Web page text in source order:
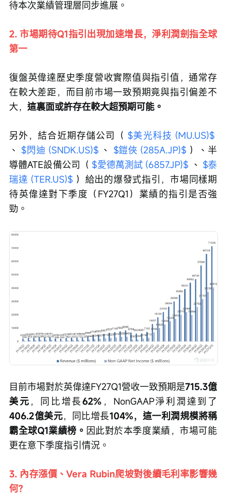
待本次業績管理層同步進展。
2. 市場期待Q1指引出現加速增長，淨利潤劍指全球
第一
復盤英偉達歷史季度營收實際值與指引值，通常存
在較大差距，而目前市場一致預期竟與指引偏差不
大， 這裏面或許存在較大超預期可能。
另外，結合近期存儲公司（ $美光科技 (MU.US)$
、 $閃迪 (SNDK.US)$ 、 $鎧俠 (285A.JP)$ ）、半
導體ATE設備公司（ $愛德萬測試 (6857.JP)$ 、 $泰
瑞達 (TER.US)$ ）給出的爆發式指引，市場同樣期
待英偉達對下季度（FY27Q1）業績的指引是否強
勁。
目前市場對於英偉達FY27Q1營收一致預期是715.3億
美元 ，同比增長62% ，NonGAAP淨利潤達到了
406.2億美元，同比增長104%，這一利潤規模將稱
霸全球Q1業績榜。 因此對於本季度業績，市場可能
更在意下季度指引情況。
3. 內存漲價、Vera Rubin爬坡對後續毛利率影響幾
何？